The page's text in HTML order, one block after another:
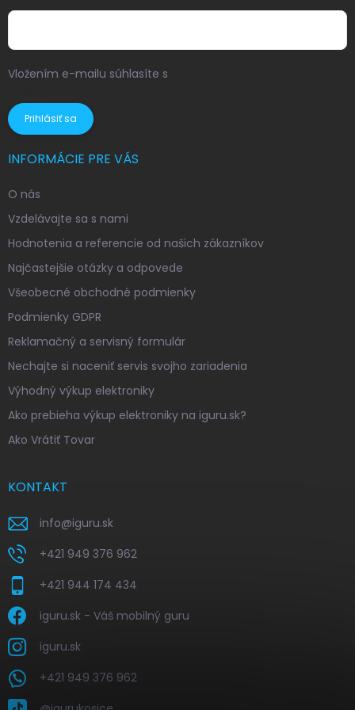
Vložením e-mailu súhlasíte s
Prihlásiť sa
INFORMÁCIE PRE VÁS
O nás
Vzdelávajte sa s nami
Hodnotenia a referencie od našich zákazníkov
Najčastejšie otázky a odpovede
Všeobecné obchodné podmienky
Podmienky GDPR
Reklamačný a servisný formulár
Nechajte si naceniť servis svojho zariadenia
Výhodný výkup elektroniky
Ako prebieha výkup elektroniky na iguru.sk?
Ako Vrátiť Tovar
KONTAKT
info@iguru.sk
+421 949 376 962
+421 944 174 434
iguru.sk - Váš mobilný guru
iguru.sk
+421 949 376 962